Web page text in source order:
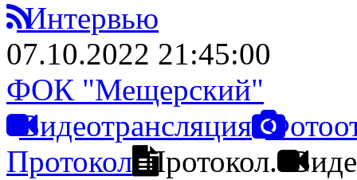
Интервью
07.10.2022 21:45:00
ФОК "Мещерский"
Видеотрансляция
Протокол Протокол.